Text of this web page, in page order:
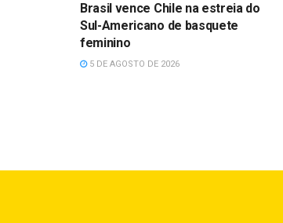
Brasil vence Chile na estreia do
Sul-Americano de basquete
feminino
5 DE AGOSTO DE 2026